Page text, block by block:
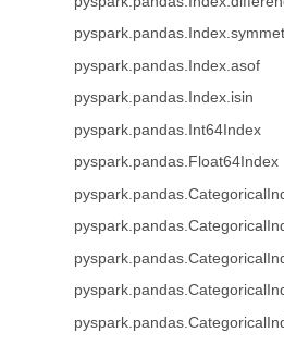
pyspark.pandas.Index.asof
pyspark.pandas.Index.isin
pyspark.pandas.Int64Index
pyspark.pandas.Float64Index